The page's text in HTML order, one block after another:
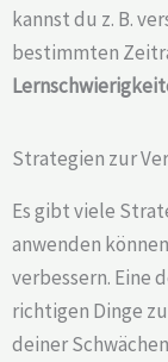
kannst du z. B.
bestimmten
Strategien zur
Es gibt viele
anwenden
verbessern. Eine
richtigen Dinge
deiner